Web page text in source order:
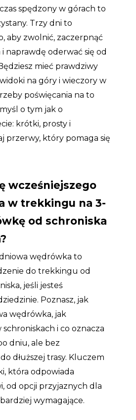
spędzony w górach to
Trzy dni to
aby zwolnić, zaczerpnąć
naprawdę oderwać się od
mieć prawdziwy
na góry i wieczory w
poświęcania na to
o tym jak o
krótki, prosty i
przerwy, który pomaga się
wcześniejszego
w trekkingu na 3-
od schroniska
wędrówka to
do trekkingu od
jeśli jesteś
Poznasz, jak
wędrówka, jak
i co oznacza
dniu, ale bez
dłuższej trasy. Kluczem
która odpowiada
od opcji przyjaznych dla
wymagające.